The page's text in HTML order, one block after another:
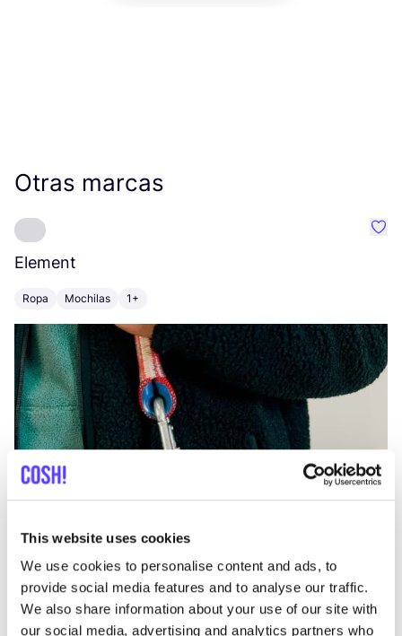
This website uses cookies
We use cookies to personalise content and ads, to
provide social media features and to analyse our traffic.
We also share information about your use of our site with
our social media, advertising and analytics partners who
Otras marcas
Element
Ropa Mochilas 1+